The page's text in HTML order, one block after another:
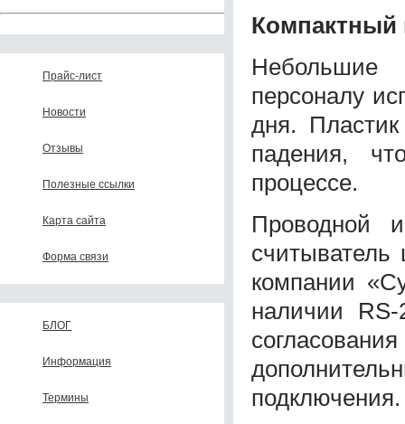
Прайс-лист
Новости
Отзывы
Полезные ссылки
Карта сайта
Форма связи
БЛОГ
Информация
Термины
Компактный
Небольшие
персоналу
дня.
падения,
процессе.
Проводной
компании
наличии
подключения.